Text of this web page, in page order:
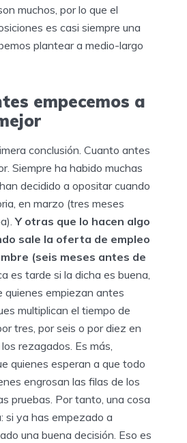
muchos, por lo que el
es casi siempre una
plantear a medio-largo
empecemos a
conclusión. Cuanto antes
Siempre ha habido muchas
decidido a opositar cuando
en marzo (tres meses
Y otras que lo hacen algo
sale la oferta de empleo
(seis meses antes de
es tarde si la dicha es buena,
quienes empiezan antes
multiplican el tiempo de
tres, por seis o por diez en
rezagados. Es más,
quienes esperan a que todo
engrosan las filas de los
pruebas. Por tanto, una cosa
si ya has empezado a
una buena decisión. Eso es